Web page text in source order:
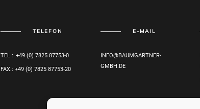
TELEFON
TEL.: +49 (0) 7825 87753-0
FAX.: +49 (0) 7825 87753-20
E-MAIL
INFO@BAUMGARTNER-
GMBH.DE